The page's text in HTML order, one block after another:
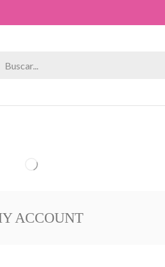
ACCOUNT